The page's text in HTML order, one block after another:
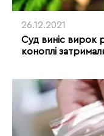
26.12.2021
Суд виніс вирок
коноплі